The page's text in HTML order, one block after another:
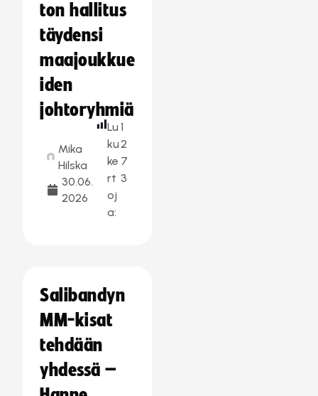
ton hallitus
täydensi
maajoukkue
iden
johtoryhmiä
Mika
Hilska
30.06.
2026
Lu
ku
ke
rt
oj
a:
1
2
7
3
Salibandyn
MM-kisat
tehdään
yhdessä –